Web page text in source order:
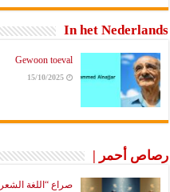
In het
Gewoon toeval
15/10/2025
أحمر |
صراع “اللغة الشعرية